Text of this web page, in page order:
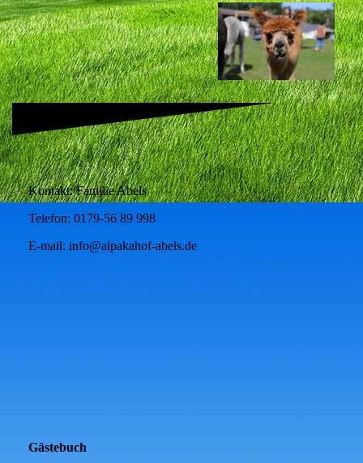
Kontakt: Familie Abels
Telefon: 0179-56 89 998
E-mail: info@alpakahof-abels.de
Gästebuch